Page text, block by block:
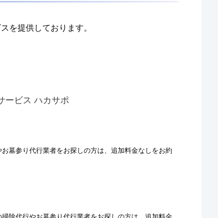
を提供しております。
ービス ハカサポ
墓参り代行業者をお探しの方は、追加料金なしをお約